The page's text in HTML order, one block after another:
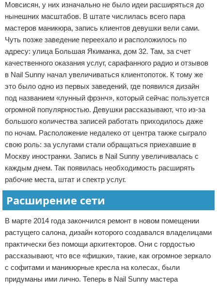
Мовсисян, у них изначально не было идеи расширяться до
нынешних масштабов. В штате числилась всего пара
мастеров маникюра, запись клиентов девушки вели сами.
Чуть позже заведение переехало и расположилось по
адресу: улица Большая Якиманка, дом 32. Там, за счет
качественного оказания услуг, сарафанного радио и отзывов
в Nail Sunny начал увеличиваться клиентопоток. К тому же
это было одно из первых заведений, где появился дизайн
под названием «лунный фрэнч», который сейчас пользуется
огромной популярностью. Девушки рассказывают, что из-за
большого количества записей работать приходилось даже
по ночам. Расположение недалеко от центра также сыграло
свою роль: за услугами стали обращаться приехавшие в
Москву иностранки. Запись в Nail Sunny увеличивалась с
каждым днем. Так появилась необходимость расширять
рабочие места, штат и спектр услуг.
Расширение сети
В марте 2014 года закончился ремонт в новом помещении
растущего салона, дизайн которого создавался владелицами
практически без помощи архитекторов. Они с гордостью
рассказывают, что все «фишки», такие, как огромное зеркало
с софитами и маникюрные кресла на колесах, были
придуманы ими лично. Теперь в Nail Sunny мастера